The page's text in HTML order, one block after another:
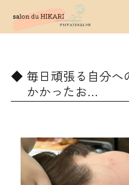
毎日頑張る自分へ
かかったお…